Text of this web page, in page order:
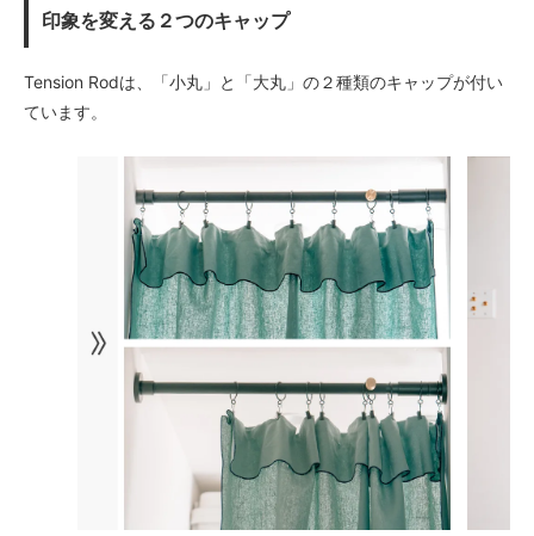
印象を変える２つのキャップ
Tension Rodは、「小丸」と「大丸」の２種類のキャップが付い
ています。